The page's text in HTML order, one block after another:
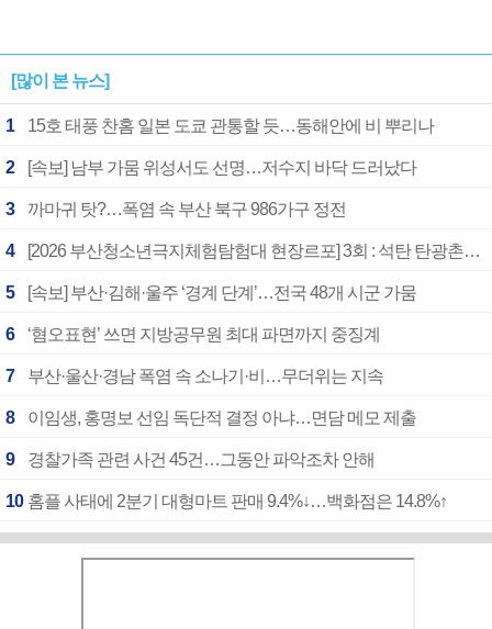
[많이 본 뉴스]
1 15호 태풍 찬홈 일본 도쿄 관통할 듯…동해안에 비 뿌리나
2 [속보] 남부 가뭄 위성서도 선명…저수지 바닥 드러났다
3 까마귀 탓?…폭염 속 부산 북구 986가구 정전
4 [2026 부산청소년극지체험탐험대 현장르포] 3회 : 석탄 탄광촌에서 북극 연구의 중심지로
5 [속보] 부산·김해·울주 ‘경계 단계’…전국 48개 시군 가뭄
6 ‘혐오표현’ 쓰면 지방공무원 최대 파면까지 중징계
7 부산·울산·경남 폭염 속 소나기·비…무더위는 지속
8 이임생, 홍명보 선임 독단적 결정 아냐…면담 메모 제출
9 경찰가족 관련 사건 45건…그동안 파악조차 안해
10 홈플 사태에 2분기 대형마트 판매 9.4%↓…백화점은 14.8%↑